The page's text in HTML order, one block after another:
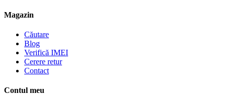
Magazin
Căutare
Blog
Verifică IMEI
Cerere retur
Contact
Contul meu